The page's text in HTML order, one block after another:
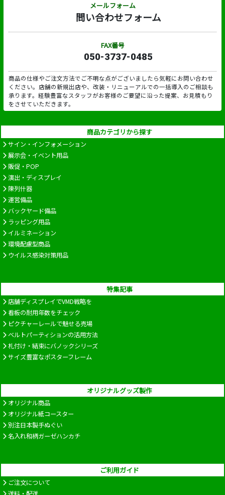
メールフォーム
問い合わせフォーム
FAX番号
050-3737-0485
商品の仕様やご注文方法でご不明な点がございましたら気軽にお問い合わせ
ください。店舗の新規出店や、改装・リニューアルでの一括導入のご相談も
承ります。経験豊富なスタッフがお客様のご要望に沿った提案、お見積もり
をさせていただきます。
商品カテゴリから探す
サイン・インフォメーション
展示会・イベント用品
販促・POP
演出・ディスプレイ
陳列什器
運営備品
バックヤード備品
ラッピング用品
イルミネーション
環境配慮型商品
ウイルス感染対策用品
特集記事
店舗ディスプレイでVMD戦略を
看板の耐用年数をチェック
ピクチャーレールで魅せる売場
ベルトパーティションの活用方法
札付け・結束にバノックシリーズ
サイズ豊富なポスターフレーム
オリジナルグッズ製作
オリジナル商品
オリジナル紙コースター
別注日本製手ぬぐい
名入れ和柄ガーゼハンカチ
ご利用ガイド
ご注文について